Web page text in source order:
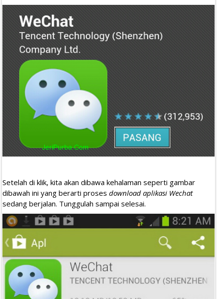
Setelah di klik, kita akan dibawa kehalaman seperti gambar
dibawah ini yang berarti proses download aplikasi Wechat
sedang berjalan. Tunggulah sampai selesai.